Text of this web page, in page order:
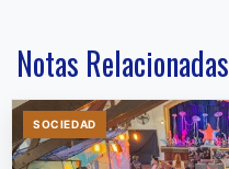
Notas Relacionadas
SOCIEDAD